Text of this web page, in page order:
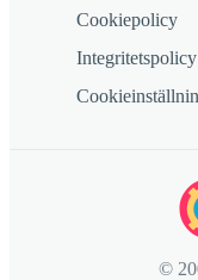
Cookiepolicy
Integritetspolicy
©